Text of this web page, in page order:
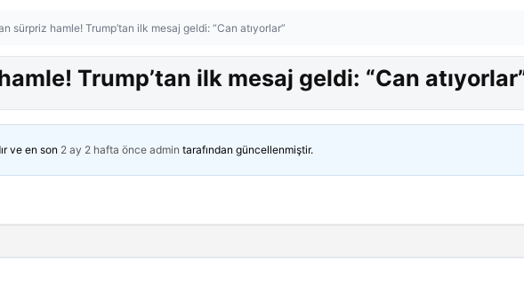
sürpriz hamle! Trump’tan ilk mesaj geldi: “Can atıyorlar”
Trump’tan ilk mesaj geldi: “Can
ve en son 2 ay 2 hafta önce admin tarafından güncellenmiştir.